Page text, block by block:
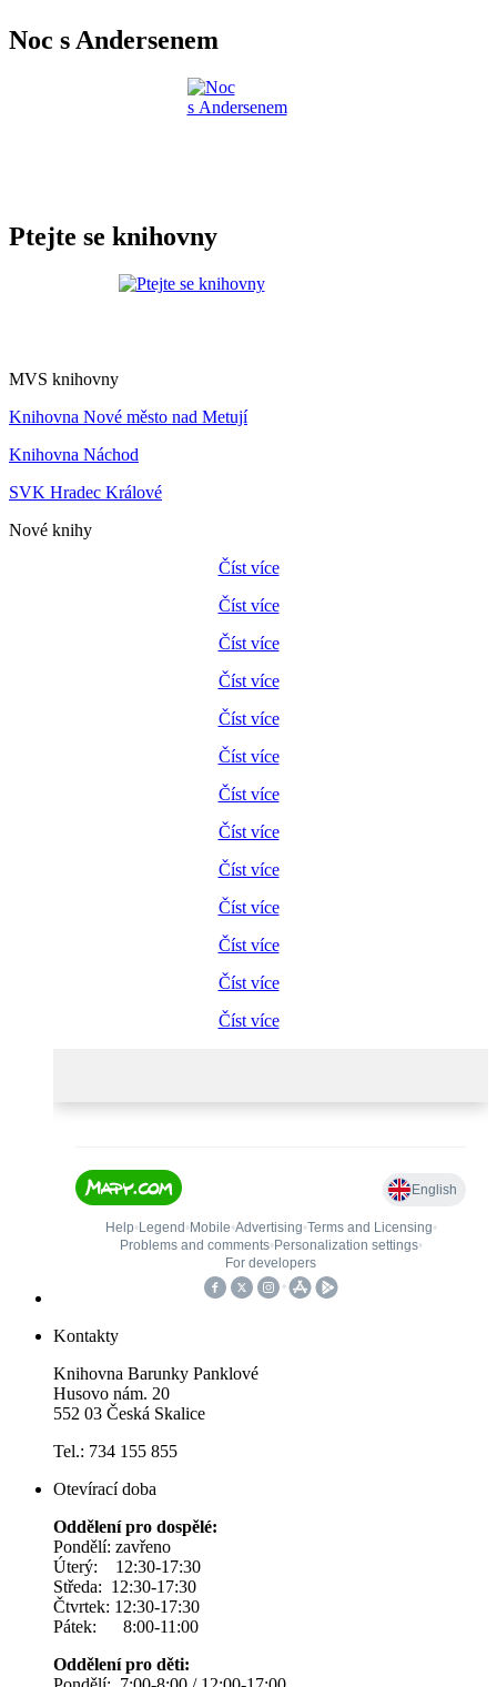
Noc s Andersenem
Ptejte se knihovny
MVS knihovny
Knihovna Nové město nad Metují
Knihovna Náchod
SVK Hradec Králové
Nové knihy
Číst více
Číst více
Číst více
Číst více
Číst více
Číst více
Číst více
Číst více
Číst více
Číst více
Číst více
Číst více
Číst více
Kontakty
Knihovna Barunky Panklové
Husovo nám. 20
552 03 Česká Skalice
Tel.: 734 155 855
Otevírací doba
Oddělení pro dospělé:
Pondělí: zavřeno
Úterý: 12:30-17:30
Středa: 12:30-17:30
Čtvrtek: 12:30-17:30
Pátek: 8:00-11:00
Oddělení pro děti: